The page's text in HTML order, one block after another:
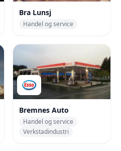
Bra Lunsj
Handel og service
Bremnes Auto
Handel og service
Verkstadindustri